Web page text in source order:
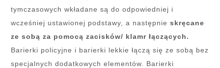
tymczasowych wkładane są do odpowiedniej i
wcześniej ustawionej podstawy, a następnieskręcane
ze sobą za pomocą zacisków/ klamr łączących.
Barierki policyjne i barierki lekkie łączą się ze sobą bez
specjalnych dodatkowych elementów. Barierki